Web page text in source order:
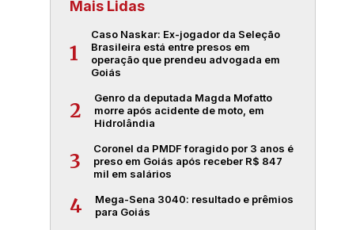
Mais Lidas
1
Caso Naskar: Ex-jogador da Seleção
Brasileira está entre presos em
operação que prendeu advogada em
Goiás
2
Genro da deputada Magda Mofatto
morre após acidente de moto, em
Hidrolândia
3
Coronel da PMDF foragido por 3 anos é
preso em Goiás após receber R$ 847
mil em salários
4
Mega-Sena 3040: resultado e prêmios
para Goiás